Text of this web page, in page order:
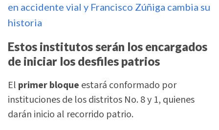
en accidente vial y Francisco Zúñiga cambia su
historia
Estos institutos serán los encargados
de iniciar los desfiles patrios
El primer bloque estará conformado por
instituciones de los distritos No. 8 y 1, quienes
darán inicio al recorrido patrio.